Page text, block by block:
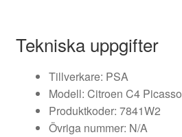
Tekniska uppgifter
Tillverkare: PSA
Modell: Citroen C4 Picasso
Produktkoder: 7841W2
Övriga nummer: N/A